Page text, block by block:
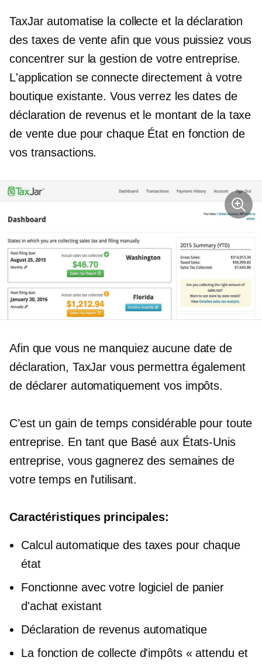
TaxJar automatise la collecte et la déclaration
des taxes de vente afin que vous puissiez vous
concentrer sur la gestion de votre entreprise.
L'application se connecte directement à votre
boutique existante. Vous verrez les dates de
déclaration de revenus et le montant de la taxe
de vente due pour chaque État en fonction de
vos transactions.
Afin que vous ne manquiez aucune date de
déclaration, TaxJar vous permettra également
de déclarer automatiquement vos impôts.
C’est un gain de temps considérable pour toute
entreprise. En tant que Basé aux États-Unis
entreprise, vous gagnerez des semaines de
votre temps en l'utilisant.
Caractéristiques principales:
Calcul automatique des taxes pour chaque
état
Fonctionne avec votre logiciel de panier
d'achat existant
Déclaration de revenus automatique
La fonction de collecte d'impôts « attendu et